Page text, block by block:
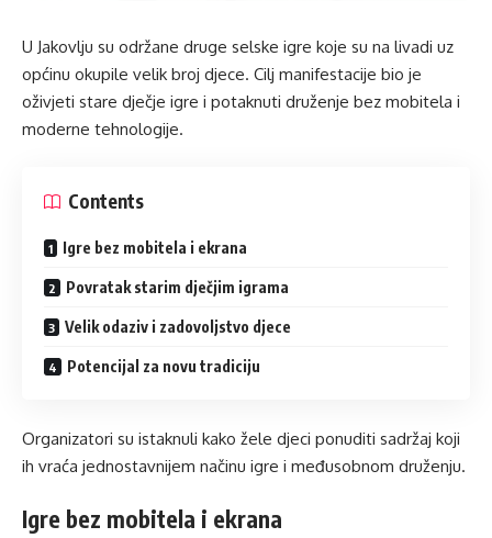
U Jakovlju su održane druge selske igre koje su na livadi uz
općinu okupile velik broj djece. Cilj manifestacije bio je
oživjeti stare dječje igre i potaknuti druženje bez mobitela i
moderne tehnologije.
Contents
Igre bez mobitela i ekrana
Povratak starim dječjim igrama
Velik odaziv i zadovoljstvo djece
Potencijal za novu tradiciju
Organizatori su istaknuli kako žele djeci ponuditi sadržaj koji
ih vraća jednostavnijem načinu igre i međusobnom druženju.
Igre bez mobitela i ekrana